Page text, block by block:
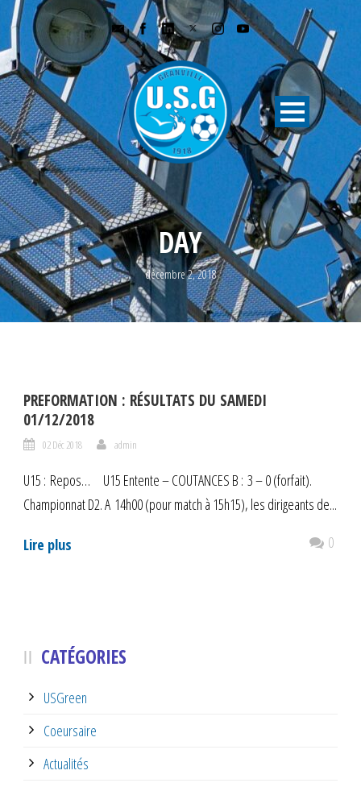
DAY
décembre 2, 2018
PREFORMATION : RÉSULTATS DU SAMEDI
01/12/2018
02 Déc 2018 admin
U15 : Repos… U15 Entente – COUTANCES B : 3 – 0 (forfait).
Championnat D2. A 14h00 (pour match à 15h15), les dirigeants de...
Lire plus 0
CATÉGORIES
USGreen
Coeursaire
Actualités